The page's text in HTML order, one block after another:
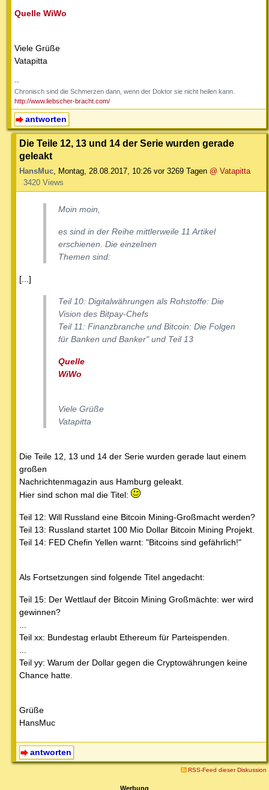
Quelle WiWo
Viele Grüße
Vatapitta
--
Chronisch sind die Schmerzen dann, wenn der Doktor sie nicht heilen kann.
http://www.liebscher-bracht.com/
antworten
Die Teile 12, 13 und 14 der Serie wurden gerade
geleakt
HansMuc, Montag, 28.08.2017, 10:26 vor 3269 Tagen @ Vatapitta
3420 Views
Moin moin,
es sind in der Reihe mittlerweile 11 Artikel
erschienen. Die einzelnen
Themen sind:
[...]
Teil 10: Digitalwährungen als Rohstoffe: Die
Vision des Bitpay-Chefs
Teil 11: Finanzbranche und Bitcoin: Die Folgen
für Banken und Banker" und Teil 13
Quelle
WiWo
Viele Grüße
Vatapitta
Die Teile 12, 13 und 14 der Serie wurden gerade laut einem
großen
Nachrichtenmagazin aus Hamburg geleakt.
Hier sind schon mal die Titel:
Teil 12: Will Russland eine Bitcoin Mining-Großmacht werden?
Teil 13: Russland startet 100 Mio Dollar Bitcoin Mining Projekt.
Teil 14: FED Chefin Yellen warnt: "Bitcoins sind gefährlich!"
Als Fortsetzungen sind folgende Titel angedacht:
Teil 15: Der Wettlauf der Bitcoin Mining Großmächte: wer wird
gewinnen?
Teil xx: Bundestag erlaubt Ethereum für Parteispenden.
Teil yy: Warum der Dollar gegen die Cryptowährungen keine
Chance hatte.
Grüße
HansMuc
antworten
RSS-Feed dieser Diskussion
Werbung